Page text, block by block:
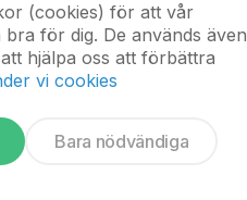
(cookies) för att vår
för dig. De används även
hjälpa oss att förbättra
vi cookies
Bara nödvändiga